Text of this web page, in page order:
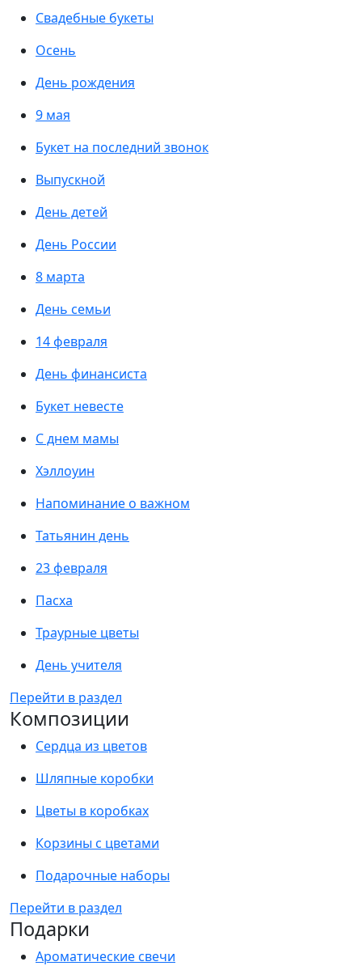
Свадебные букеты
Осень
День рождения
9 мая
Букет на последний звонок
Выпускной
День детей
День России
8 марта
День семьи
14 февраля
День финансиста
Букет невесте
С днем мамы
Хэллоуин
Напоминание о важном
Татьянин день
23 февраля
Пасха
Траурные цветы
День учителя
Перейти в раздел
Композиции
Сердца из цветов
Шляпные коробки
Цветы в коробках
Корзины с цветами
Подарочные наборы
Перейти в раздел
Подарки
Ароматические свечи